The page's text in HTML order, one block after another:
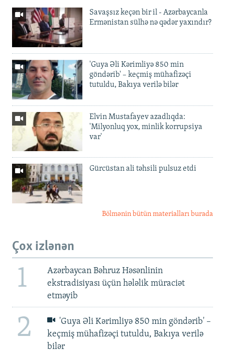
Savaşsız keçən bir il - Azərbaycanla
Ermənistan sülhə nə qədər yaxındır?
'Guya Əli Kərimliyə 850 min
göndərib' – keçmiş mühafizəçi
tutuldu, Bakıya verilə bilər
Elvin Mustafayev azadlıqda:
'Milyonluq yox, minlik korrupsiya
var'
Gürcüstan ali təhsili pulsuz etdi
Bölmənin bütün materialları burada
Çox izlənən
1
Azərbaycan Bəhruz Həsənlinin
ekstradisiyası üçün hələlik müraciət
etməyib
2
'Guya Əli Kərimliyə 850 min göndərib' –
keçmiş mühafizəçi tutuldu, Bakıya verilə
bilər